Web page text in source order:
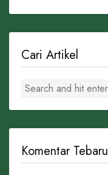
Cari Artikel
Komentar Tebaru